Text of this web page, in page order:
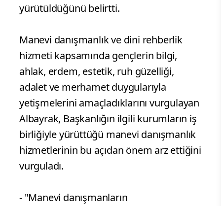
yürütüldüğünü belirtti.
Manevi danışmanlık ve dini rehberlik
hizmeti kapsamında gençlerin bilgi,
ahlak, erdem, estetik, ruh güzelliği,
adalet ve merhamet duygularıyla
yetişmelerini amaçladıklarını vurgulayan
Albayrak, Başkanlığın ilgili kurumların iş
birliğiyle yürüttüğü manevi danışmanlık
hizmetlerinin bu açıdan önem arz ettiğini
vurguladı.
- "Manevi danışmanların